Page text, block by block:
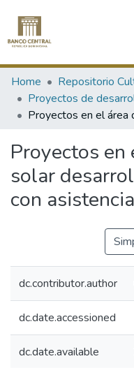
Communities &
All of DSpace
Home
Repositorio
Proyectos en
solar
con
dc.contributor.author
dc.date.accessioned
dc.date.available